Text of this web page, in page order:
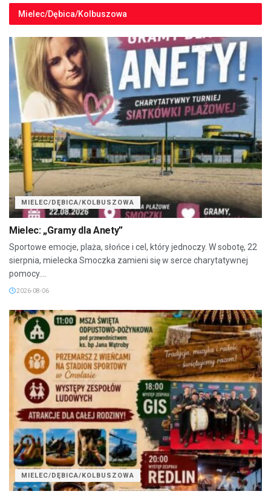
Mielec/Dębica/Kolbuszowa
MIELEC/DĘBICA/KOLBUSZOWA
Mielec: „Gramy dla Anety”
Sportowe emocje, plaża, słońce i cel, który jednoczy. W sobotę, 22
sierpnia, mielecka Smoczka zamieni się w serce charytatywnej
pomocy....
2026-08-06
MIELEC/DĘBICA/KOLBUSZOWA